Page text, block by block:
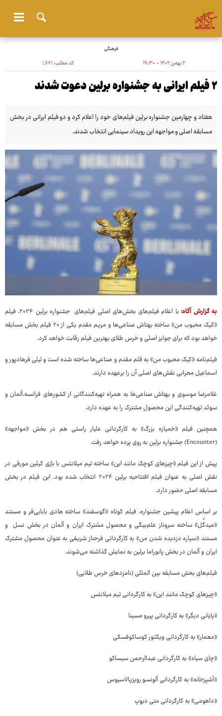
فرهنگی
۲ بهمن ۱۴۰۲ - ۱۹:۳۰ کد مطلب:۱٬۶۶۱
۲ فیلم ایرانی به جشنواره برلین دعوت شدند
هفتاد و چهارمین جشنواره برلین فیلم‌های خود را اعلام کرد و دو فیلم ایرانی در بخش
مسابقه اصلی و مواجهه این رویداد سینمایی انتخاب شدند.
به گزارش آگاه:
با اعلام فیلم‌های بخش‌های اصلی فیلم‌های جشنواره برلین ۲۰۲۴، فیلم
«کیک محبوب من» ساخته بهتاش صناعی‌ها و مریم مقدم یکی از ۲۰ فیلم بخش مسابقه
خواهد بود که برای جوایز اصلی و خرس طلای بهترین فیلم رقابت خواهد کرد.
فیلم‌نامه «کیک محبوب من» به قلم مقدم و صناعی‌ها ساخته شده است و لیلی فرهادپور و
اسماعیل محرابی نقش‌های اصلی آن را برعهده دارند.
غلامرضا موسوی و بهتاش صناعی‌ها به همراه تهیه‌کنندگانی از کشورهای فرانسه،آلمان و
سوئد تهیه‌کنندگی این محصول مشترک را به عهده دارد.
همچنین فیلم «خمیازه بزرگ» به کارگردانی علیار راستی هم در بخش «مواجهه»
(Encounter) جشنواره برلین به روی پرده خواهد رفت.
پیش از این فیلم «چیزهای کوچک مانند این» ساخته تیم میلانتس با بازی کیلین مورفی در
نقش اصلی به عنوان فیلم افتتاحیه برلین ۲۰۲۴ انتخاب شده بود. این فیلم در بخش
مسابقه اصلی حضور دارد.
بر اساس اعلام پیشین جشنواره، فیلم کوتاه «گوسفند» ساخته هادی بابایی‌فر و مستند
«میدگُل» ساخته سروناز علم‌بیگی و محصول مشترک ایران و آلمان در بخش نسل و
مستند «سیاره دزدیده شدن من» به کارگردانی فرحناز شریفی به عنوان محصول مشترک
ایران و آلمان در بخش پانوراما برلین به نمایش گذاشته می‌شوند.
فیلم‌های بخش مسابقه بین المللی (نامزدهای خرس طلایی)
«چیزهای کوچک مانند این» به کارگردانی تیم میلانتس
«پایانی دیگر» به کارگردانی پیرو مسینا
«معمار» به کارگردانی ویکتور کوساکوفسکی
«چای سیاه» به کارگردانی عبدالرحمن سیساکو
«آشپزخانه» به کارگردانی آلونسو رویزپالاسیوس
«داهومی» به کارگردانی متی دیوپ